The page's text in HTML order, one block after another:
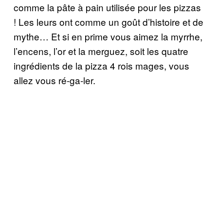
comme la pâte à pain utilisée pour les pizzas
! Les leurs ont comme un goût d’histoire et de
mythe… Et si en prime vous aimez la myrrhe,
l’encens, l’or et la merguez, soit les quatre
ingrédients de la pizza 4 rois mages, vous
allez vous ré-ga-ler.